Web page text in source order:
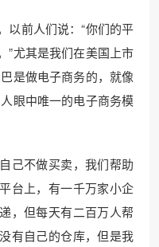
以前人们说：“你们的平
”尤其是我们在美国上市
是做电子商务的，就像
眼中唯一的电子商务模
己不做买卖，我们帮助
台上，有一千万家小企
，但每天有二百万人帮
有自己的仓库，但是我